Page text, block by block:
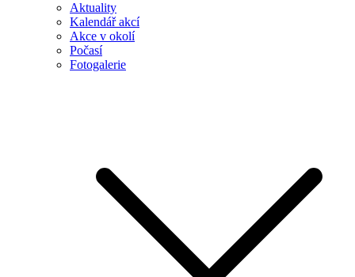
Aktuality
Kalendář akcí
Akce v okolí
Počasí
Fotogalerie